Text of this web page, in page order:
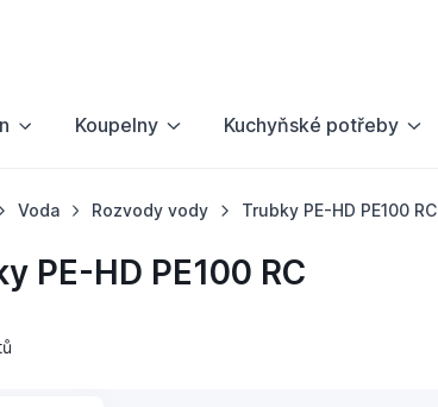
Koupelny Kuchyňské potřeby
Voda Rozvody vody Trubky PE-HD PE100 RC
PE-HD PE100 RC